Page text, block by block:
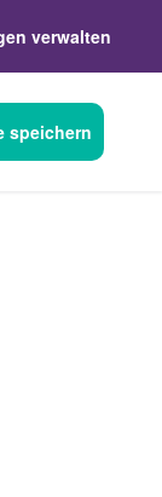
verwalten
speichern